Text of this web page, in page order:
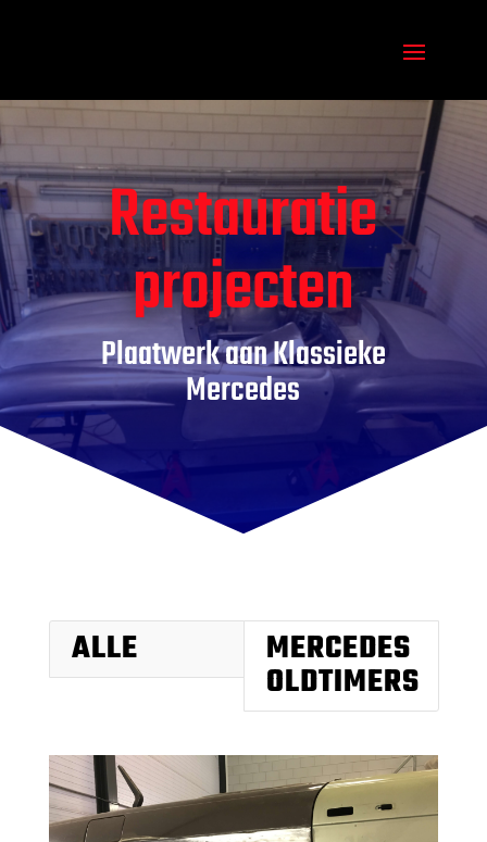
Restauratie
projecten
Plaatwerk aan Klassieke
Mercedes
ALLE MERCEDES
OLDTIMERS